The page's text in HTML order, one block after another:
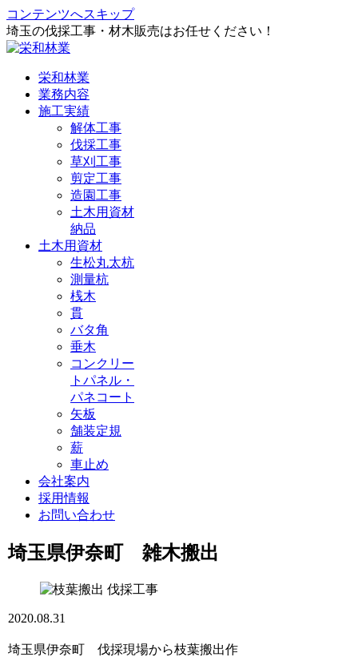
コンテンツへスキップ
埼玉の伐採工事・材木販売はお任せください！
栄和林業
業務内容
施工実績
解体工事
伐採工事
草刈工事
剪定工事
造園工事
土木用資材
納品
土木用資材
生松丸太杭
測量杭
桟木
貫
バタ角
垂木
コンクリー
トパネル・
パネコート
矢板
舗装定規
薪
車止め
会社案内
採用情報
お問い合わせ
埼玉県伊奈町 雑木搬出
伐採工事
2020.08.31
埼玉県伊奈町 伐採現場から枝葉搬出作